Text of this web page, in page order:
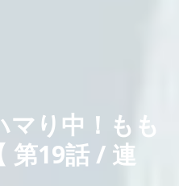
り中！もも
第19話 / 連